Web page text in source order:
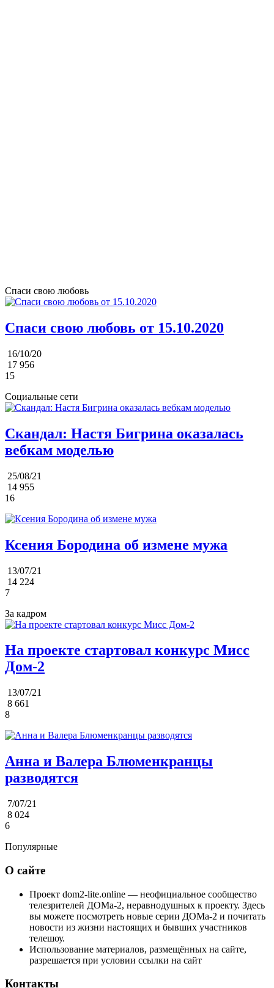
Спаси свою любовь
Спаси свою любовь от 15.10.2020
16/10/20
17 956
15
Социальные сети
Скандал: Настя Бигрина оказалась
вебкам моделью
25/08/21
14 955
16
Ксения Бородина об измене мужа
13/07/21
14 224
7
За кадром
На проекте стартовал конкурс Мисс
Дом-2
13/07/21
8 661
8
Анна и Валера Блюменкранцы
разводятся
7/07/21
8 024
6
Популярные
О сайте
Проект dom2-lite.online — неофициальное сообщество
телезрителей ДОМа-2, неравнодушных к проекту. Здесь
вы можете посмотреть новые серии ДОМа-2 и почитать
новости из жизни настоящих и бывших участников
телешоу.
Использование материалов, размещённых на сайте,
разрешается при условии ссылки на сайт
Контакты